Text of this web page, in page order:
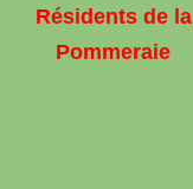
Résidents de la
Pommeraie